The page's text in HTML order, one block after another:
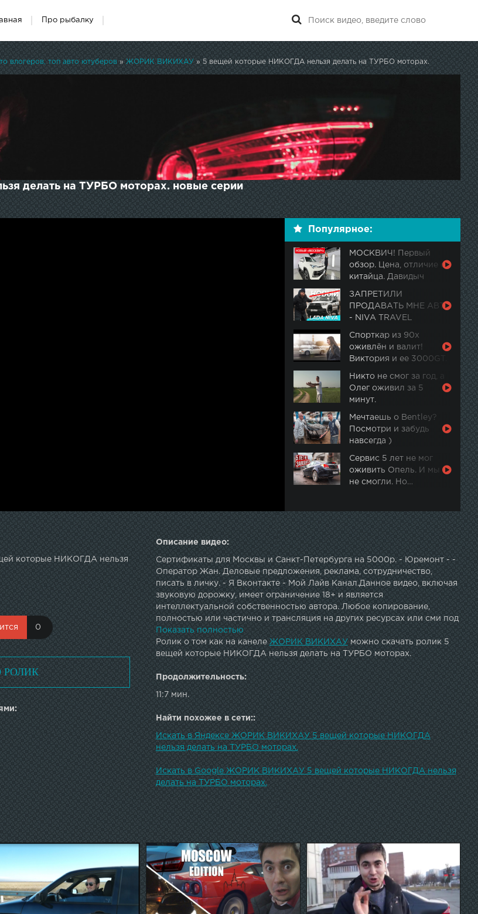
Про рыбалку
влогеров, топ авто ютуберов» ЖОРИК ВИКИХАУ» 5 вещей которые НИКОГДА нельзя делать на ТУРБО моторах.
делать на ТУРБО моторах. новые серии
Популярное:
МОСКВИЧ! Первый
обзор. Цена, отличие от
китайца. Давидыч
ЗАПРЕТИЛИ
ПРОДАВАТЬ МНЕ АВТО
- NIVA TRAVEL
Спорткар из 90х
оживлён и валит!
Виктория и ее 3000GT.
Никто не смог за год, а
Олег оживил за 5
минут.
Мечтаешь о Bentley?
Посмотри и забудь
навсегда )
Сервис 5 лет не мог
оживить Опель. И мы
не смогли. Но…
Описание видео:
Сертификаты для Москвы и Санкт-Петербурга на 5000р. - Юремонт - -
Оператор Жан. Деловые предложения, реклама, сотрудничество,
писать в личку. - Я Вконтакте - Мой Лайв Канал.Данное видео, включая
звуковую дорожку, имеет ограничение 18+ и является
интеллектуальной собственностью автора. Любое копирование,
полностью или частично и трансляция на других ресурсах или сми под
любым предлогом, запрещено автором.
Показать полностью
Ролик о том как на канелеЖОРИК ВИКИХАУможно скачать ролик 5
вещей которые НИКОГДА нельзя делать на ТУРБО моторах.
Продолжительность:
11:7 мин.
Найти похожее в сети::
Искать в Яндексе ЖОРИК ВИКИХАУ 5 вещей которые НИКОГДА
нельзя делать на ТУРБО моторах.
Искать в Google ЖОРИК ВИКИХАУ 5 вещей которые НИКОГДА нельзя
делать на ТУРБО моторах.
которые НИКОГДА нельзя
0
РОЛИК